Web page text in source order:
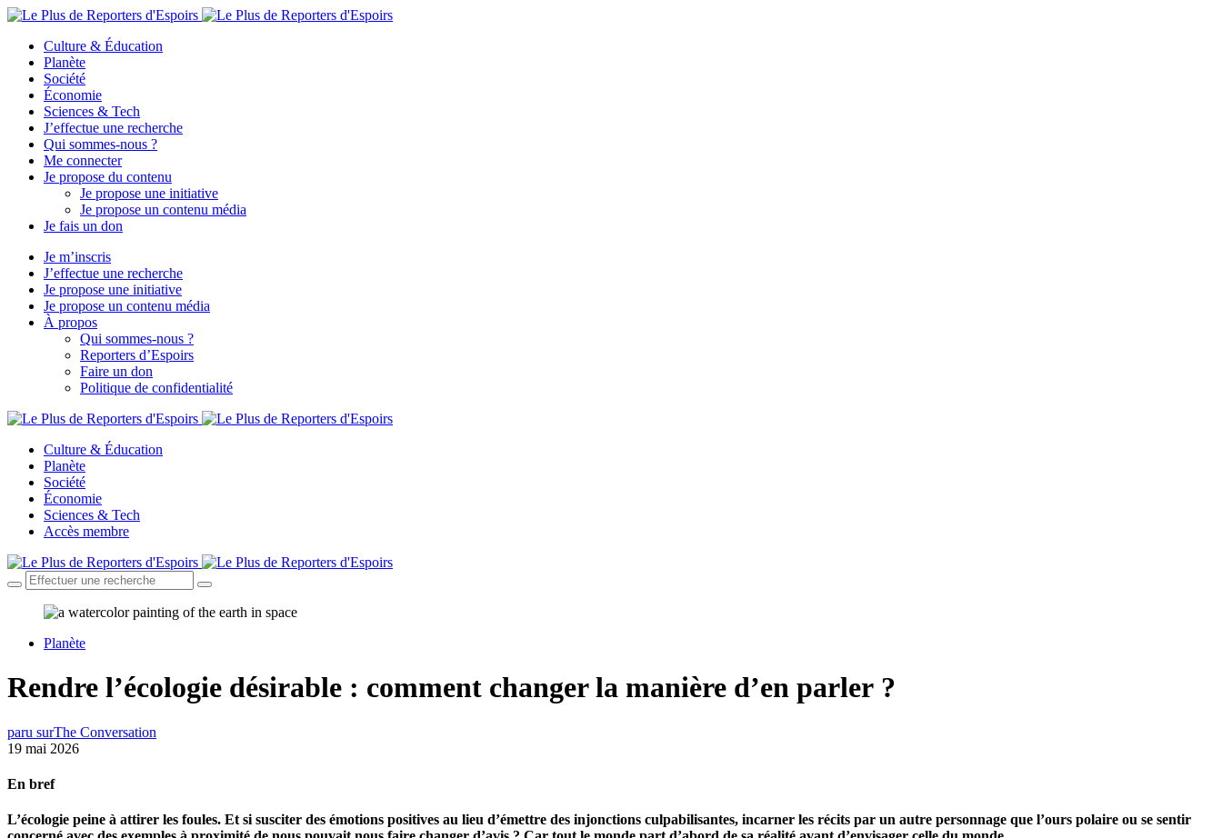
Culture & Éducation
Planète
Société
Économie
Sciences & Tech
J’effectue une recherche
Qui sommes-nous ?
Me connecter
Je propose du contenu
Je propose une initiative
Je propose un contenu média
Je fais un don
Je m’inscris
J’effectue une recherche
Je propose une initiative
Je propose un contenu média
À propos
Qui sommes-nous ?
Reporters d’Espoirs
Faire un don
Politique de confidentialité
Culture & Éducation
Planète
Société
Économie
Sciences & Tech
Accès membre
Planète
Rendre l’écologie désirable : comment changer la manière d’en parler ?
paru surThe Conversation
19 mai 2026
En bref
L’écologie peine à attirer les foules. Et si susciter des émotions positives au lieu d’émettre des injonctions culpabilisantes, incarner les récits par un autre personnage que l’ours polaire ou se sentir